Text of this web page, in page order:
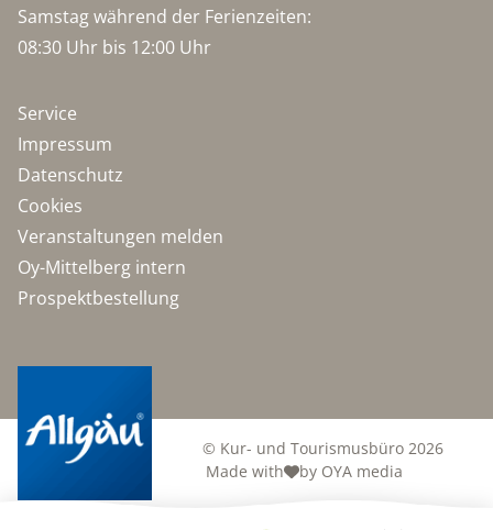
Samstag während der Ferienzeiten:
08:30 Uhr bis 12:00 Uhr
Service
Impressum
Datenschutz
Cookies
Veranstaltungen melden
Oy-Mittelberg intern
Prospektbestellung
© Kur- und Tourismusbüro 2026
Made with
by OYA media